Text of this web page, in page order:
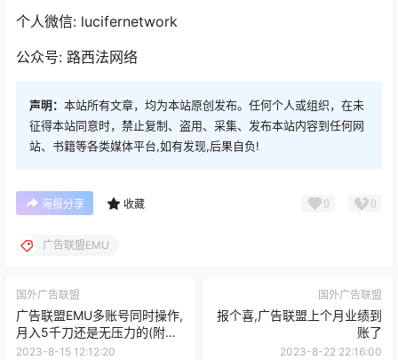
个人微信: lucifernetwork
公众号: 路西法网络
声明： 本站所有文章，均为本站原创发布。任何个人或组织，在未
征得本站同意时，禁止复制、盗用、采集、发布本站内容到任何网
站、书籍等各类媒体平台,如有发现,后果自负!
海报分享 收藏 0 0
广告联盟EMU
国外广告联盟
广告联盟EMU多账号同时操作,
月入5千刀还是无压力的(附收
益截图)
2023-8-15 12:12:20
国外广告联盟
报个喜,广告联盟上个月业绩到
账了
2023-8-22 22:16:00